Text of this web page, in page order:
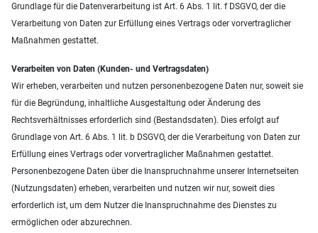
Grundlage für die Datenverarbeitung ist Art. 6 Abs. 1 lit. f DSGVO, der die
Verarbeitung von Daten zur Erfüllung eines Vertrags oder vorvertraglicher
Maßnahmen gestattet.
Verarbeiten von Daten (Kunden- und Vertragsdaten)
Wir erheben, verarbeiten und nutzen personenbezogene Daten nur, soweit sie
für die Begründung, inhaltliche Ausgestaltung oder Änderung des
Rechtsverhältnisses erforderlich sind (Bestandsdaten). Dies erfolgt auf
Grundlage von Art. 6 Abs. 1 lit. b DSGVO, der die Verarbeitung von Daten zur
Erfüllung eines Vertrags oder vorvertraglicher Maßnahmen gestattet.
Personenbezogene Daten über die Inanspruchnahme unserer Internetseiten
(Nutzungsdaten) erheben, verarbeiten und nutzen wir nur, soweit dies
erforderlich ist, um dem Nutzer die Inanspruchnahme des Dienstes zu
ermöglichen oder abzurechnen.